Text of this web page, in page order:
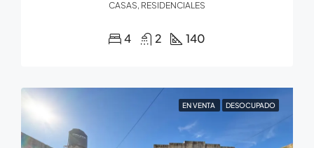
CASAS, RESIDENCIALES
4 2 140
EN VENTA DESOCUPADO